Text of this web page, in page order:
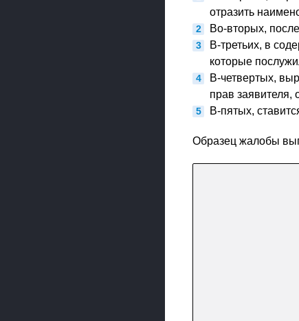
отразить
Во-вторых,
В-третьих, в
которые
В-четвертых,
прав заявителя,
В-пятых,
Образец жалобы